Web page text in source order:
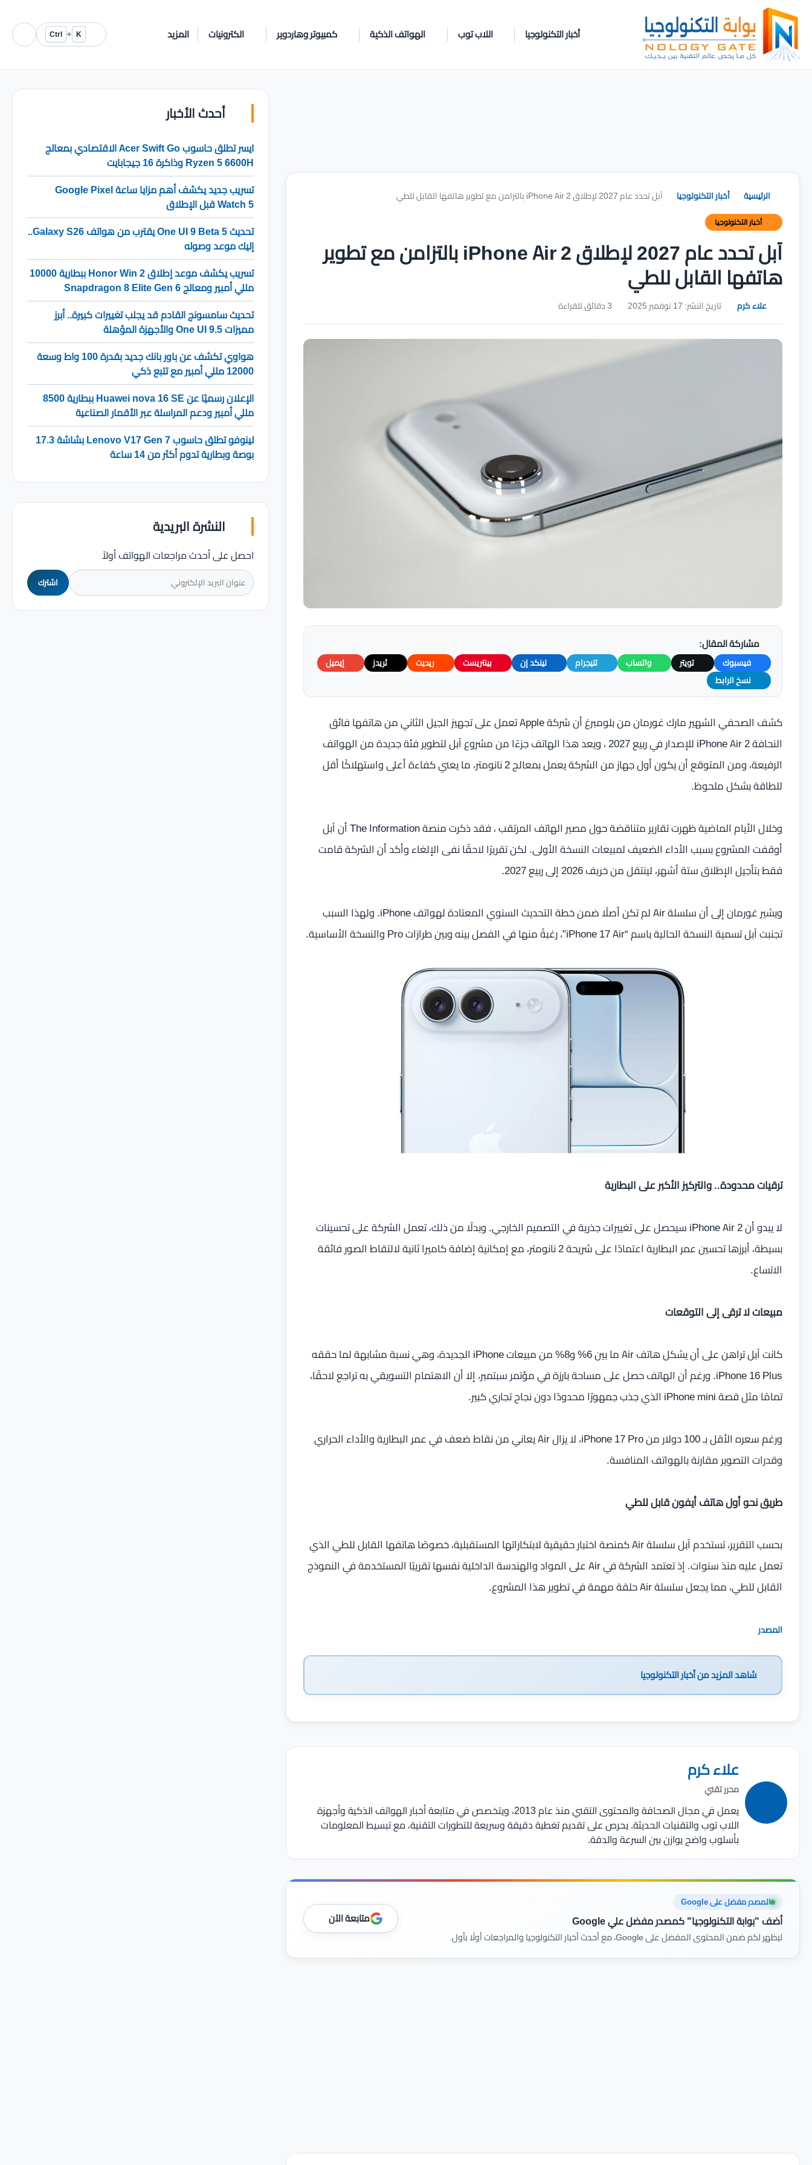
أخبار التكنولوجيا اللاب توب الهواتف الذكية كمبيوتر وهاردوير الكترونيات المزيد K
+
Ctrl
الرئيسية أخبار التكنولوجيا آبل تحدد عام 2027 لإطلاق iPhone Air 2 بالتزامن مع تطوير هاتفها القابل للطي
أخبار التكنولوجيا
آبل تحدد عام 2027 لإطلاق iPhone Air 2 بالتزامن مع تطوير
هاتفها القابل للطي
علاء كرم تاريخ النشر: 17 نوفمبر 2025
مشاركة المقال:
فيسبوك تويتر واتساب تليجرام لينكد إن بينتريست ريديت ثريدز
إيميل
نسخ الرابط
كشف الصحفي الشهير مارك غورمان من بلومبرغ أن شركة Apple تعمل على تجهيز الجيل الثاني من هاتفها فائق
النحافة iPhone Air 2 للإصدار في ربيع 2027 ، ويعد هذا الهاتف جزءًا من مشروع آبل لتطوير فئة جديدة من الهواتف
الرفيعة، ومن المتوقع أن يكون أول جهاز من الشركة يعمل بمعالج 2 نانومتر، ما يعني كفاءة أعلى واستهلاكًا أقل
للطاقة بشكل ملحوظ.
وخلال الأيام الماضية ظهرت تقارير متناقضة حول مصير الهاتف المرتقب ، فقد ذكرت منصة The Information أن آبل
أوقفت المشروع بسبب الأداء الضعيف لمبيعات النسخة الأولى. لكن تقريرًا لاحقًا نفى الإلغاء وأكد أن الشركة قامت
فقط بتأجيل الإطلاق ستة أشهر، لينتقل من خريف 2026 إلى ربيع 2027.
ويشير غورمان إلى أن سلسلة Air لم تكن أصلًا ضمن خطة التحديث السنوي المعتادة لهواتف iPhone. ولهذا السبب
تجنبت آبل تسمية النسخة الحالية باسم “iPhone 17 Air”، رغبةً منها في الفصل بينه وبين طرازات Pro والنسخة الأساسية.
ترقيات محدودة.. والتركيز الأكبر على البطارية
لا يبدو أن iPhone Air 2 سيحصل على تغييرات جذرية في التصميم الخارجي. وبدلًا من ذلك، تعمل الشركة على تحسينات
بسيطة، أبرزها تحسين عمر البطارية اعتمادًا على شريحة 2 نانومتر، مع إمكانية إضافة كاميرا ثانية لالتقاط الصور فائقة
الاتساع.
مبيعات لا ترقى إلى التوقعات
كانت آبل تراهن على أن يشكل هاتف Air ما بين 6% و8% من مبيعات iPhone الجديدة، وهي نسبة مشابهة لما حققه
iPhone 16 Plus. ورغم أن الهاتف حصل على مساحة بارزة في مؤتمر سبتمبر، إلا أن الاهتمام التسويقي به تراجع لاحقًا،
تمامًا مثل قصة iPhone mini الذي جذب جمهورًا محدودًا دون نجاح تجاري كبير.
ورغم سعره الأقل بـ 100 دولار من iPhone 17 Pro، لا يزال Air يعاني من نقاط ضعف في عمر البطارية والأداء الحراري
وقدرات التصوير مقارنة بالهواتف المنافسة.
طريق نحو أول هاتف أيفون قابل للطي
بحسب التقرير، تستخدم آبل سلسلة Air كمنصة اختبار حقيقية لابتكاراتها المستقبلية، خصوصًا هاتفها القابل للطي الذي
تعمل عليه منذ سنوات. إذ تعتمد الشركة في Air على المواد والهندسة الداخلية نفسها تقريبًا المستخدمة في النموذج
القابل للطي، مما يجعل سلسلة Air حلقة مهمة في تطوير هذا المشروع.
المصدر
شاهد المزيد منأخبار التكنولوجيا
علاء كرم
محرر تقني
يعمل في مجال الصحافة والمحتوى التقني منذ عام 2013، ويتخصص في متابعة أخبار الهواتف الذكية وأجهزة
اللاب توب والتقنيات الحديثة. يحرص على تقديم تغطية دقيقة وسريعة للتطورات التقنية، مع تبسيط المعلومات
بأسلوب واضح يوازن بين السرعة والدقة.
المصدر مفضل على Google
أضف "بوابة التكنولوجيا" كمصدر مفضل علي Google
ليظهر لكم ضمن المحتوى المفضل على Google، مع أحدث أخبار التكنولوجيا والمراجعات أولًا بأول.
متابعة الآن
أحدث الأخبار
ايسر تطلق حاسوب Acer Swift Go الاقتصادي بمعالج
Ryzen 5 6600H وذاكرة 16 جيجابايت
تسريب جديد يكشف أهم مزايا ساعة Google Pixel
Watch 5 قبل الإطلاق
تحديث One UI 9 Beta 5 يقترب من هواتف Galaxy S26..
إليك موعد وصوله
تسريب يكشف موعد إطلاق Honor Win 2 ببطارية 10000
مللي أمبير ومعالج Snapdragon 8 Elite Gen 6
تحديث سامسونج القادم قد يجلب تغييرات كبيرة.. أبرز
مميزات One UI 9.5 والأجهزة المؤهلة
هواوي تكشف عن باور بانك جديد بقدرة 100 واط وسعة
12000 مللي أمبير مع تتبع ذكي
الإعلان رسميًا عن Huawei nova 16 SE ببطارية 8500
مللي أمبير ودعم المراسلة عبر الأقمار الصناعية
لينوفو تطلق حاسوب Lenovo V17 Gen 7 بشاشة 17.3
بوصة وبطارية تدوم أكثر من 14 ساعة
النشرة البريدية
احصل على أحدث مراجعات الهواتف أولاً
اشترك